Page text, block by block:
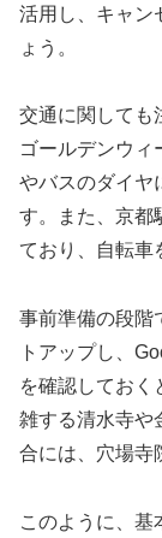
活用し、キャン
ょう。
交通に関しても
ゴールデンウィ
やバスのダイヤ
す。また、京都
ており、自転車
事前準備の段階
トアップし、
を確認しておく
雑する清水寺や
合には、穴場寺
このように、基